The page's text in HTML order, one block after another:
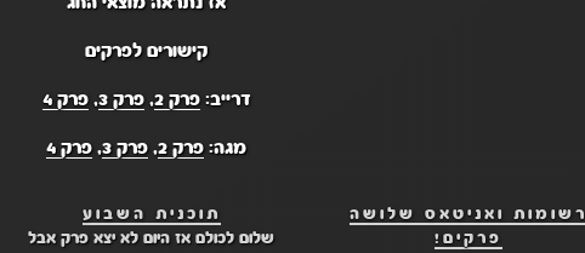
קישורים לפרקים
דרייב:פרק 2 ,פרק 3 ,פרק 4
מגה: פרק 2 , פרק 3 , פרק 4
רשומות ואניטאס שלושה
פרקים!
תוכנית השבוע
שלום לכולם אז היום לא יצא פרק אבל